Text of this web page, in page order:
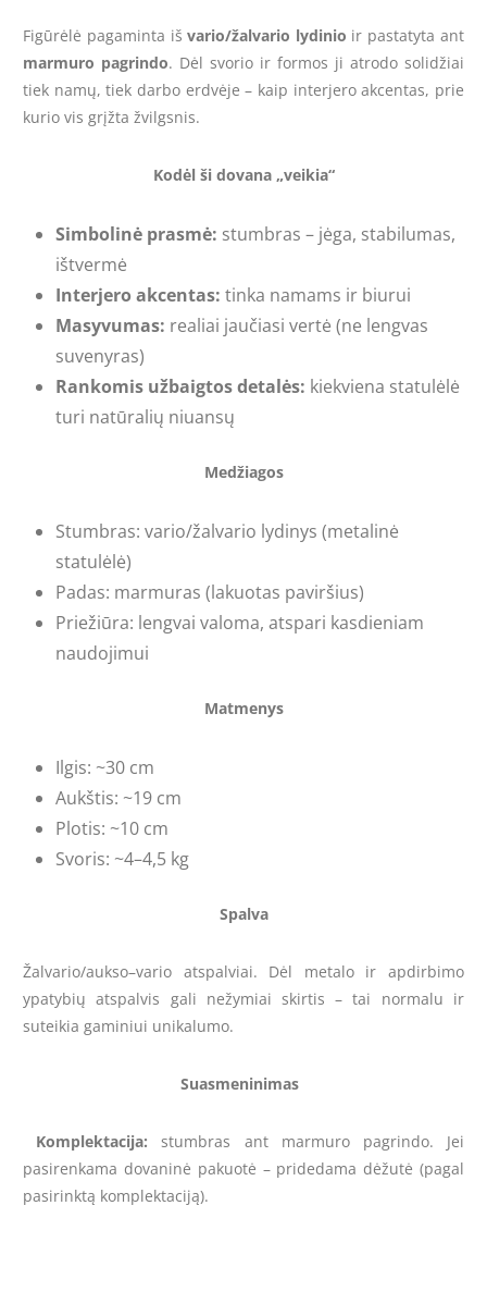
Figūrėlė pagaminta išvario/žalvario lydinio ir pastatyta ant
marmuro pagrindo. Dėl svorio ir formos ji atrodo solidžiai
tiek namų, tiek darbo erdvėje – kaip interjero akcentas, prie
kurio vis grįžta žvilgsnis.
Kodėl ši dovana „veikia“
Simbolinė prasmė: stumbras – jėga, stabilumas,
ištvermė
Interjero akcentas: tinka namams ir biurui
Masyvumas: realiai jaučiasi vertė (ne lengvas
suvenyras)
Rankomis užbaigtos detalės: kiekviena statulėlė
turi natūralių niuansų
Medžiagos
Stumbras: vario/žalvario lydinys (metalinė
statulėlė)
Padas: marmuras (lakuotas paviršius)
Priežiūra: lengvai valoma, atspari kasdieniam
naudojimui
Matmenys
Ilgis: ~30 cm
Aukštis: ~19 cm
Plotis: ~10 cm
Svoris: ~4–4,5 kg
Spalva
Žalvario/aukso–vario atspalviai. Dėl metalo ir apdirbimo
ypatybių atspalvis gali nežymiai skirtis – tai normalu ir
suteikia gaminiui unikalumo.
Suasmeninimas
Komplektacija: stumbras ant marmuro pagrindo. Jei
pasirenkama dovaninė pakuotė – pridedama dėžutė (pagal
pasirinktą komplektaciją).